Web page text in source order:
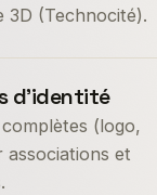
3D (Technocité).
d’identité
(logo,
et